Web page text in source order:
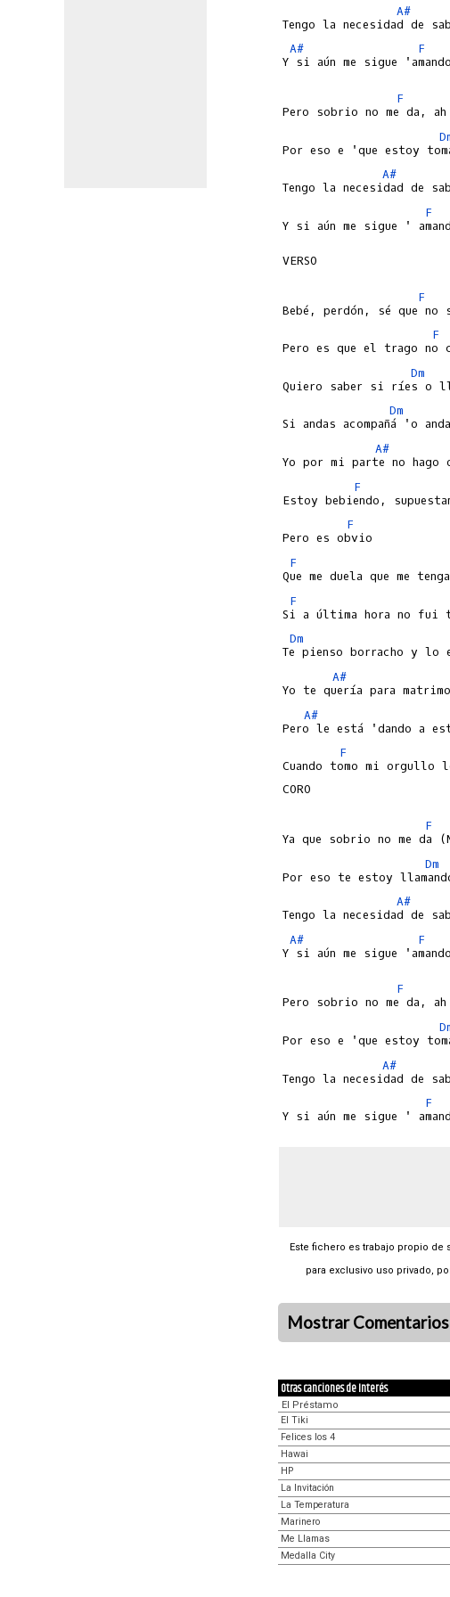
A#
A#
F
Y si aún me sigue
F
A#
F
Y si aún me sigue '
VERSO
F
F
Dm
Dm
A#
F
F
F
F
Dm
A#
A#
F
Cuando tomo mi orgullo
CORO
F
Dm
A#
A#
F
Y si aún me sigue
F
A#
F
Este fichero es trabajo propio
para exclusivo uso privado,
Mostrar Comentarios
Otras canciones de Interés
El Préstamo
El Tiki
Felices los 4
Hawai
HP
La Invitación
La Temperatura
Marinero
Me Llamas
Medalla City